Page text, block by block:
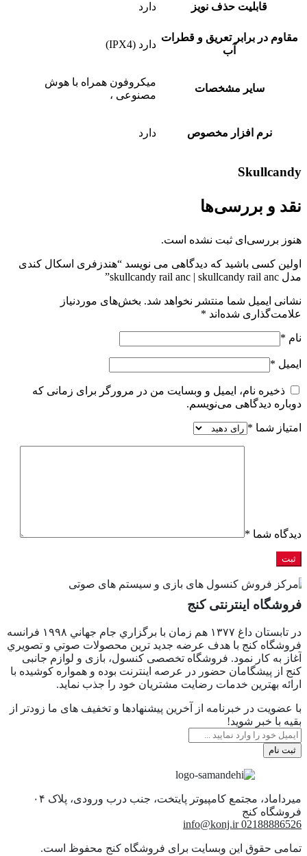
قابلیت حذف نویز دارد
مقاوم در برابر تعریق و قطرات
آب
دارد (IPX4)
سایر مشخصات
میکروفون همراه با هوش
مصنوعی ،
نرم افزار مخصوص دارد
Skullcandy
نقد و بررسی‌ها
هنوز بررسی‌ای ثبت نشده است.
اولین کسی باشید که دیدگاهی می نویسد “هندزفری اسکال کندی
مدل skullcandy rail anc | skullcandy rail anc”
نشانی ایمیل شما منتشر نخواهد شد. بخش‌های موردنیاز
علامت‌گذاری شده‌اند *
نام *
ایمیل *
ذخیره نام، ایمیل و وبسایت من در مرورگر برای زمانی که
دوباره دیدگاهی می‌نویسم.
امتیاز شما *
دیدگاه شما *
فروشگاه اینترنتی کنج
در تابستان داغ ١٣٧٧ هم زمان با برگزاري جام جهاني ١٩٩٨ فرانسه
فروشگاه كنج با هدف عرضه جديد ترين محصولات صوتي و تصويري
آغاز به كار نمود. فروشگاه تخصصی کنسول، بازی و لوازم جانبی
کنج از پیشگامان حضور در عرصه اینترنت بوده و همواره کوشیده با
ارائه بهترین خدمات رضایت مشتریان خود را جذب نماید.
با عضویت در خبرنامه از آخرین پیشنهادها و تخفیف های ما زودتر از
بقیه با خبر شوید!
ثبت نام
میرداماد، مجتمع کامپیوتر پایتخت، جنب درب ورودی، پلاک ۰۴
02188886526
info@konj.ir
تمامی حقوق این وبسایت برای فروشگاه کنج محفوظ است.